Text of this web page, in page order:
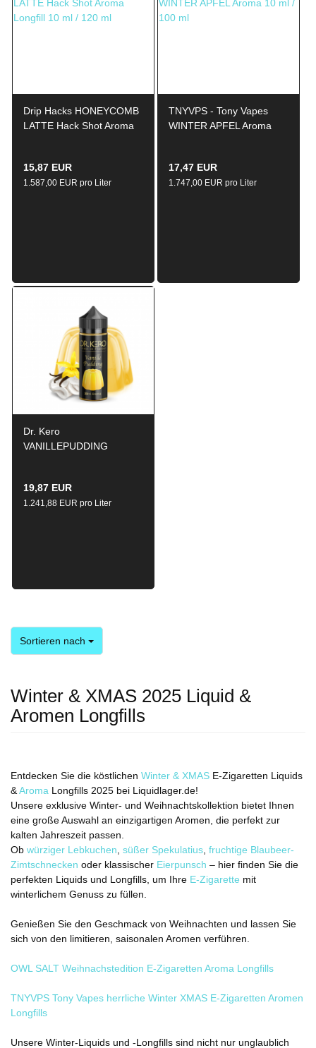
Drip Hacks HONEYCOMB
LATTE Hack Shot Aroma
15,87 EUR
1.587,00 EUR pro Liter
TNYVPS - Tony Vapes
WINTER APFEL Aroma
17,47 EUR
1.747,00 EUR pro Liter
Dr. Kero
VANILLEPUDDING
19,87 EUR
1.241,88 EUR pro Liter
Sortieren nach
Sortieren nach
Winter & XMAS 2025 Liquid &
Aromen Longfills
Entdecken Sie die köstlichen Winter & XMAS E-Zigaretten Liquids
&Aroma Longfills 2025 bei Liquidlager.de!
Unsere exklusive Winter- und Weihnachtskollektion bietet Ihnen
eine große Auswahl an einzigartigen Aromen, die perfekt zur
kalten Jahreszeit passen.
Ob würziger Lebkuchen süßer Spekulatius fruchtige Blaubeer-
Zimtschnecken oder klassischer Eierpunsch – hier finden Sie die
perfekten Liquids und Longfills, um Ihre E-Zigarette mit
winterlichem Genuss zu füllen.
Genießen Sie den Geschmack von Weihnachten und lassen Sie
sich von den limitieren, saisonalen Aromen verführen.
OWL SALT Weihnachstedition E-Zigaretten Aroma Longfills
TNYVPS Tony Vapes herrliche Winter XMAS E-Zigaretten Aromen
Longfills
Unsere Winter-Liquids und -Longfills sind nicht nur unglaublich